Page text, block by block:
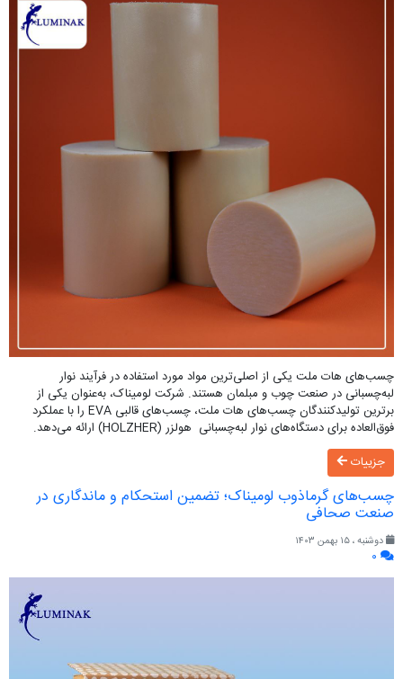
چسب‌های هات ملت یکی از اصلی‌ترین مواد مورد استفاده در فرآیند نوار
لبه‌چسبانی در صنعت چوب و مبلمان هستند. شرکت لومیناک، به‌عنوان یکی از
برترین تولیدکنندگان چسب‌های هات ملت، چسب‌های قالبی EVA را با عملکرد
فوق‌العاده برای دستگاه‌های نوار لبه‌چسبانی هولزر (HOLZHER) ارائه می‌دهد.
جزییات
چسب‌های گرماذوب لومیناک؛ تضمین استحکام و ماندگاری در
صنعت صحافی
دوشنبه ، ۱۵ بهمن ۱۴۰۳
۰